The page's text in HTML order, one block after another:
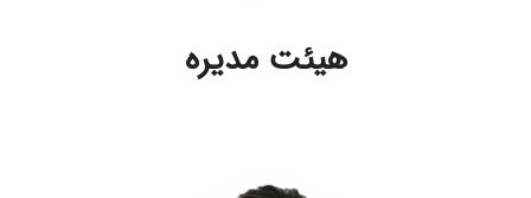
هیئت مدیره